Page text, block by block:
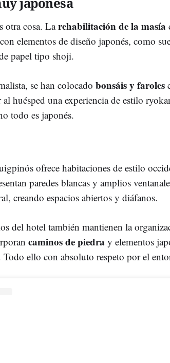
otra cosa. Larehabilitación de la masía
elementos de diseño japonés, como
papel tipo shoji.
se han colocado bonsáis y faroles
huésped una experiencia de estilo
todo es japonés.
ofrece habitaciones de estilo
paredes blancas y amplios
creando espacios abiertos y diáfanos.
del hotel también mantienen la
caminos de piedra y elementos
Todo ello con absoluto respeto por el